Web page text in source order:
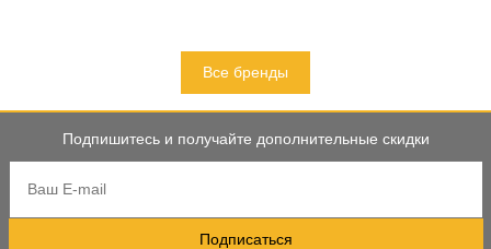
Все бренды
Подпишитесь и получайте дополнительные скидки
Подписаться